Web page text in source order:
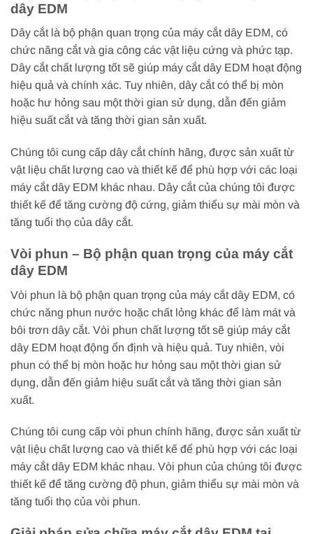
dây EDM
Dây cắt là bộ phận quan trọng của máy cắt dây EDM, có
chức năng cắt và gia công các vật liệu cứng và phức tạp.
Dây cắt chất lượng tốt sẽ giúp máy cắt dây EDM hoạt động
hiệu quả và chính xác. Tuy nhiên, dây cắt có thể bị mòn
hoặc hư hỏng sau một thời gian sử dụng, dẫn đến giảm
hiệu suất cắt và tăng thời gian sản xuất.
Chúng tôi cung cấp dây cắt chính hãng, được sản xuất từ
vật liệu chất lượng cao và thiết kế để phù hợp với các loại
máy cắt dây EDM khác nhau. Dây cắt của chúng tôi được
thiết kế để tăng cường độ cứng, giảm thiểu sự mài mòn và
tăng tuổi thọ của dây cắt.
Vòi phun – Bộ phận quan trọng của máy cắt
dây EDM
Vòi phun là bộ phận quan trọng của máy cắt dây EDM, có
chức năng phun nước hoặc chất lỏng khác để làm mát và
bôi trơn dây cắt. Vòi phun chất lượng tốt sẽ giúp máy cắt
dây EDM hoạt động ổn định và hiệu quả. Tuy nhiên, vòi
phun có thể bị mòn hoặc hư hỏng sau một thời gian sử
dụng, dẫn đến giảm hiệu suất cắt và tăng thời gian sản
xuất.
Chúng tôi cung cấp vòi phun chính hãng, được sản xuất từ
vật liệu chất lượng cao và thiết kế để phù hợp với các loại
máy cắt dây EDM khác nhau. Vòi phun của chúng tôi được
thiết kế để tăng cường độ phun, giảm thiểu sự mài mòn và
tăng tuổi thọ của vòi phun.